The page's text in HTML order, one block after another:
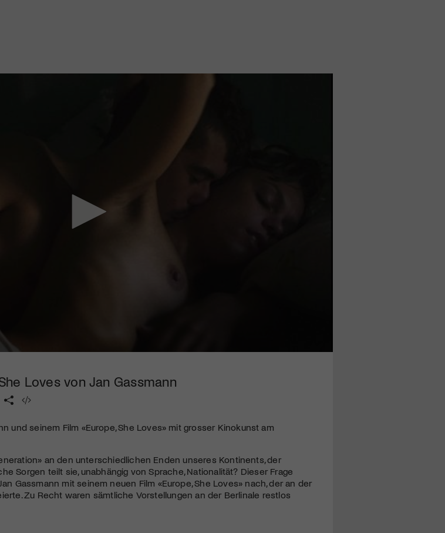
Loves von Jan Gassmann
und seinem Film «Europe, She Loves» mit grosser Kinokunst am
an den unterschiedlichen Enden unseres Kontinents, der
Sorgen teilt sie, unabhängig von Sprache, Nationalität? Dieser Frage
Gassmann mit seinem neuen Film «Europe, She Loves» nach, der an der
Zu Recht waren sämtliche Vorstellungen an der Berlinale restlos
erhältst du kostenlosen Zugang zu